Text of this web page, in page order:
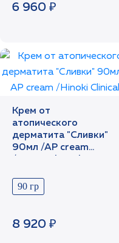
6 960 ₽
Крем от
атопического
дерматита "Сливки"
90мл /АР cream
90 гр
8 920 ₽